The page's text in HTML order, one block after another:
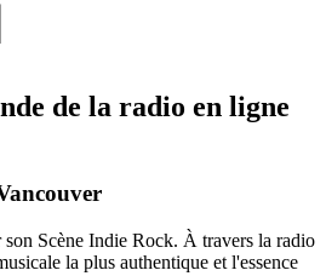
de la radio en ligne
son Scène Indie Rock. À travers la radio
la plus authentique et l'essence